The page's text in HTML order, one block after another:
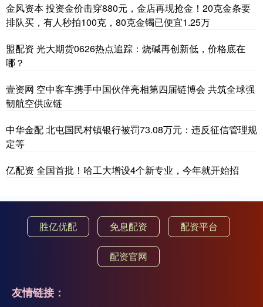
金风资本 投资金价击穿880元，金店再现抢金！20克金条要
排队买，有人秒拍100克，80克金镯已便宜1.25万
盟配资 光大期货0626热点追踪：烧碱再创新低，价格底在
哪？
壹资网 空中客车携手中国伙伴亮相第四届链博会 共筑全球强
韧航空供应链
中华金配 北屯国民村镇银行被罚73.08万元：违反征信管理规
定等
亿配资 全国首批！哈工大增设4个新专业，今年就开始招
胜亿优配 免息配资 配资平台
配资官网
友情链接：